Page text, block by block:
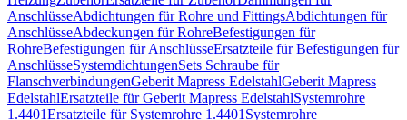
AnschlüsseAbdichtungen für Rohre und FittingsAbdichtungen für
AnschlüsseAbdeckungen für RohreBefestigungen für
RohreBefestigungen für AnschlüsseErsatzteile für Befestigungen für
AnschlüsseSystemdichtungenSets Schraube für
FlanschverbindungenGeberit Mapress EdelstahlGeberit Mapress
EdelstahlErsatzteile für Geberit Mapress EdelstahlSystemrohre
1.4401Ersatzteile für Systemrohre 1.4401 Systemrohre